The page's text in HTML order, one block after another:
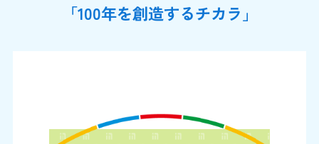
「100年を創造するチカラ」